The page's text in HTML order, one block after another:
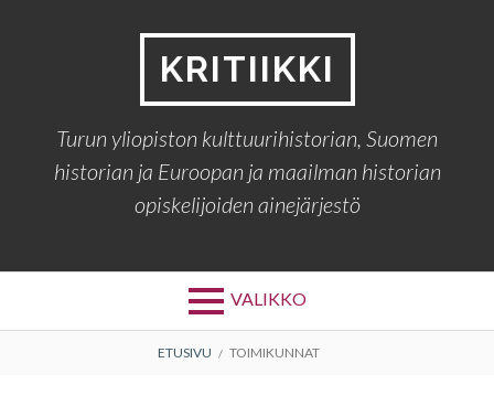
KRITIIKKI
Turun yliopiston kulttuurihistorian, Suomen
historian ja Euroopan ja maailman historian
opiskelijoiden ainejärjestö
VALIKKO
MURUPOLKU
ETUSIVU TOIMIKUNNAT